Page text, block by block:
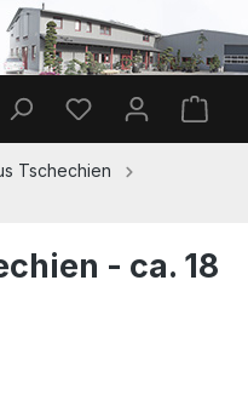
Du hast 0
Tschechien
- ca. 18